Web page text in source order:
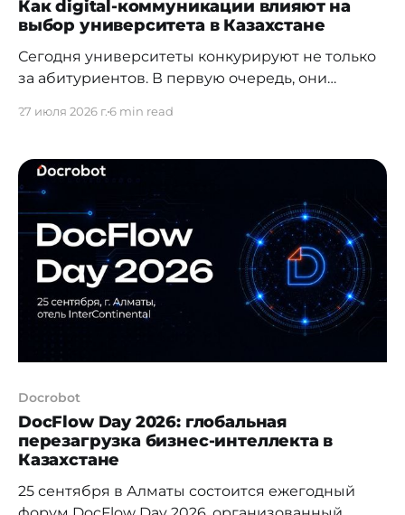
Как digital-коммуникации влияют на
выбор университета в Казахстане
Сегодня университеты конкурируют не только
за абитуриентов. В первую очередь, они
университетом всё чаще происходит не во
время официальной встречи с
представителями вуза и даже не на Дне
открытых дверей. Абитуриент может впервые
27 июля 2026 г.6 min read
Docrobot
DocFlow Day 2026: глобальная
перезагрузка бизнес-интеллекта в
Казахстане
25 сентября в Алматы состоится ежегодный